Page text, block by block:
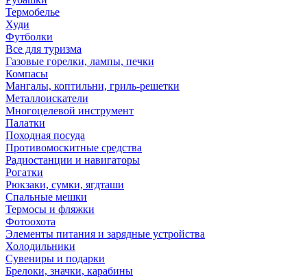
Термобелье
Худи
Футболки
Все для туризма
Газовые горелки, лампы, печки
Компасы
Мангалы, коптильни, гриль-решетки
Металлоискатели
Многоцелевой инструмент
Палатки
Походная посуда
Противомоскитные средства
Радиостанции и навигаторы
Рогатки
Рюкзаки, сумки, ягдташи
Спальные мешки
Термосы и фляжки
Фотоохота
Элементы питания и зарядные устройства
Холодильники
Сувениры и подарки
Брелоки, значки, карабины